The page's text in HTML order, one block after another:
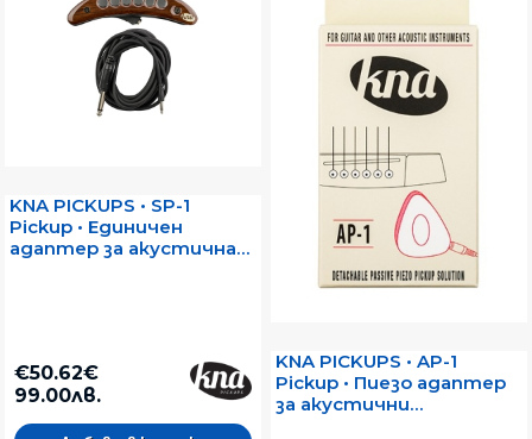
KNA PICKUPS • SP-1
Pickup • Единичен
адаптер за акустична
€50.62€
99.00лв.
KNA PICKUPS • AP-1
Pickup • Пиезо адаптер
за акустични